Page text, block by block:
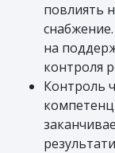
повлиять
на
контроля
Контроль